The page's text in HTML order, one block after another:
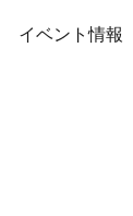
イベント情報